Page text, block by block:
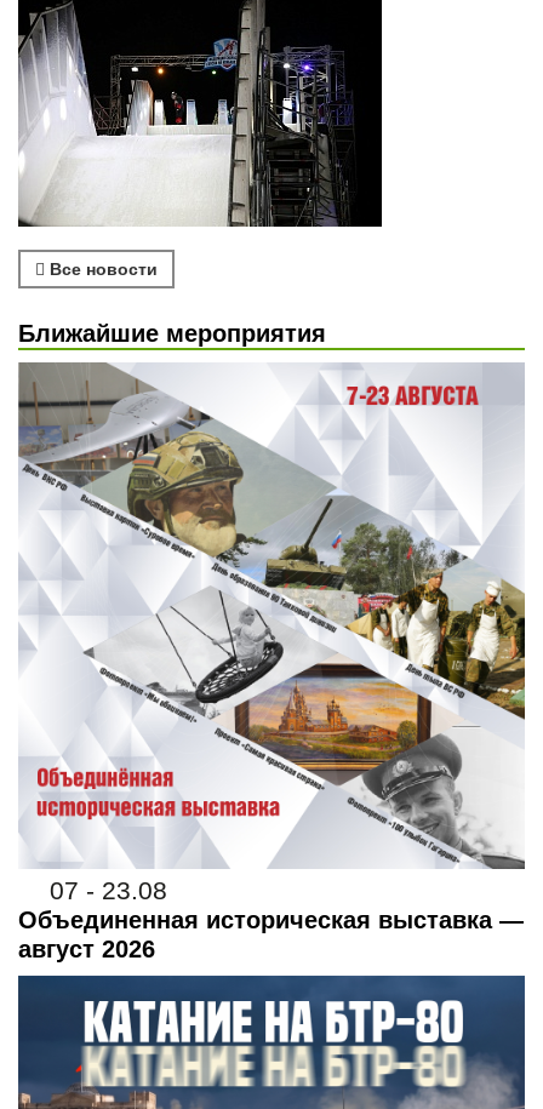
Все новости
Ближайшие мероприятия
07 - 23.08
Объединенная историческая выставка —
август 2026